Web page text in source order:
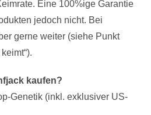
Eine 100%ige Garantie
jedoch nicht. Bei
gerne weiter (siehe Punkt
kaufen?
Genetik (inkl. exklusiver US-